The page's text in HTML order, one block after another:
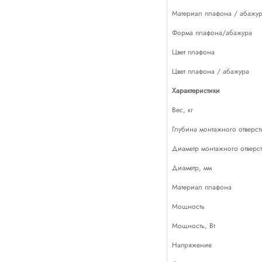
Материал плафона /
Форма плафона/абажура
Цвет плафона
Цвет плафона / абажура
Характеристики
Вес, кг
Глубина монтажного
Диаметр монтажного
Диаметр, мм
Материал плафона
Мощность
Мощность, Вт
Напряжение